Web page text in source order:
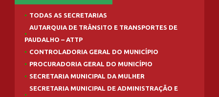
TODAS AS SECRETARIAS
AUTARQUIA DE TRÂNSITO E TRANSPORTES DE
PAUDALHO – ATTP
CONTROLADORIA GERAL DO MUNICÍPIO
PROCURADORIA GERAL DO MUNICÍPIO
SECRETARIA MUNICIPAL DA MULHER
SECRETARIA MUNICIPAL DE ADMINISTRAÇÃO E